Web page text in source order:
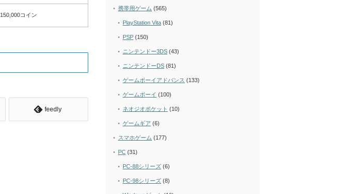
150,000コイン
feedly
携帯用ゲーム (565)
PlayStation Vita (81)
PSP (150)
ニンテンドー3DS (43)
ニンテンドーDS (81)
ゲームボーイアドバンス (133)
ゲームボーイ (100)
ネオジオポケット (10)
ゲームギア (6)
スマホゲーム (177)
PC (31)
PC-88シリーズ (6)
PC-98シリーズ (8)